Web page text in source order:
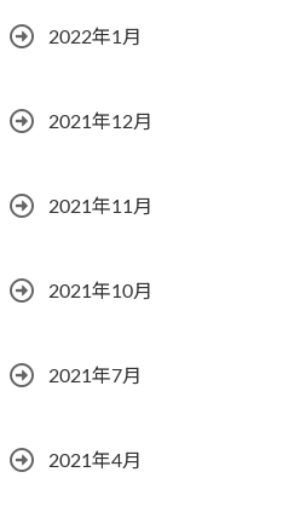
2022年1月
2021年12月
2021年11月
2021年10月
2021年7月
2021年4月